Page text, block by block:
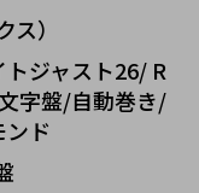
）
ジャスト26/ R
字盤/自動巻き/
ド